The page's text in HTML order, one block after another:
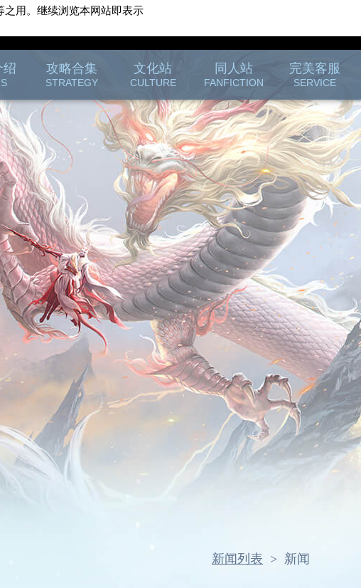
绍 攻略合集
STRATEGY
文化站
CULTURE
同人站
FANFICTION
完美客服
SERVICE
新闻列表 > 新闻
之用。继续浏览本网站即表示